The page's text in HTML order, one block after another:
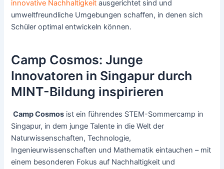
innovative Nachhaltigkeit ausgerichtet sind und
umweltfreundliche Umgebungen schaffen, in denen sich
Schüler optimal entwickeln können.
Camp Cosmos: Junge
Innovatoren in Singapur durch
MINT-Bildung inspirieren
Camp Cosmos ist ein führendes STEM-Sommercamp in
Singapur, in dem junge Talente in die Welt der
Naturwissenschaften, Technologie,
Ingenieurwissenschaften und Mathematik eintauchen – mit
einem besonderen Fokus auf Nachhaltigkeit und